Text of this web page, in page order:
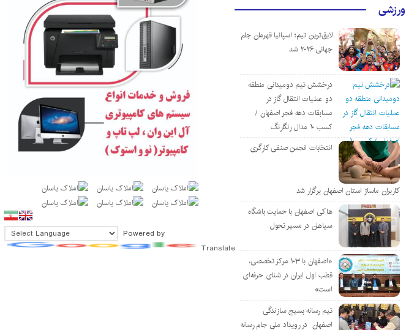
ورزشی
لایق‌ترین تیم؛ اسپانیا قهرمان جام
جهانی ۲۰۲۶ شد
درخشش تیم دومیدانی منطقه
دو عملیات انتقال گاز در
مسابقات دهه فجر اصفهان /
کسب ۱۰ مدال رنگارنگ
انتخابات انجمن صنفی کارگری
کاربران ماساژ استان اصفهان برگزار شد
هاکی اصفهان با حمایت باشگاه
سپاهان در مسیر تحول
«اصفهان با ۱۰۳ مرکز تخصصی،
قطب اول ایران در شنای حرفه‌ای
است»
تیم رسانه بسیج سازندگی
اصفهان در رویداد ملی جام رسانه
Powered by
Translate